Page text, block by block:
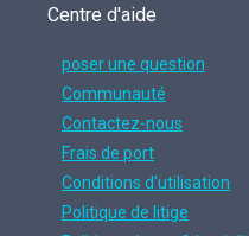
Centre d'aide
poser une question
Communauté
Contactez-nous
Frais de port
Conditions d'utilisation
Politique de litige